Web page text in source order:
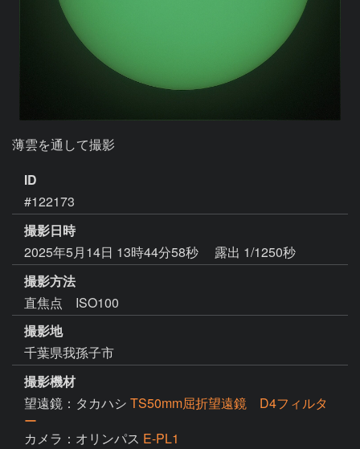
薄雲を通して撮影
ID
#122173
撮影日時
2025年5月14日 13時44分58秒
露出 1/1250秒
撮影方法
直焦点 ISO100
撮影地
千葉県我孫子市
撮影機材
望遠鏡：タカハシ TS50mm屈折望遠鏡 D4フィルタ
ー
カメラ：オリンパス E-PL1